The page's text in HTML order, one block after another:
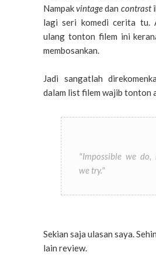
Nampakvintagedan contrast
lagi seri komedi cerita tu.
ulang tonton filem ini
membosankan.
Jadi sangatlah
dalam list filem wajib tonton
"Impossible we do,
we try."
Sekian saja ulasan saya.
lain review.